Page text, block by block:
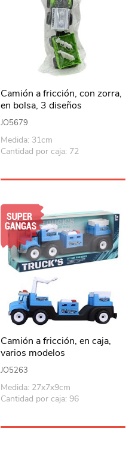
Camión a fricción, con zorra,
en bolsa, 3 diseños
JO5679
Medida: 31cm
Cantidad por caja: 72
Camión a fricción, en caja,
varios modelos
JO5263
Medida: 27x7x9cm
Cantidad por caja: 96